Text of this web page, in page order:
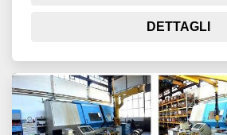
DETTAGLI